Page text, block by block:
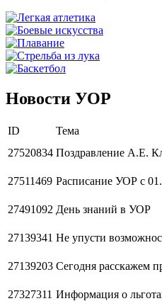
Новости УОР
ID
Тема
27520834 Поздравление А.Е.
27511469 Расписание УОР с
27491092 День знаний в УОР
27139341 Не упусти
27139203 Сегодня расскажем
27327311 Информация о